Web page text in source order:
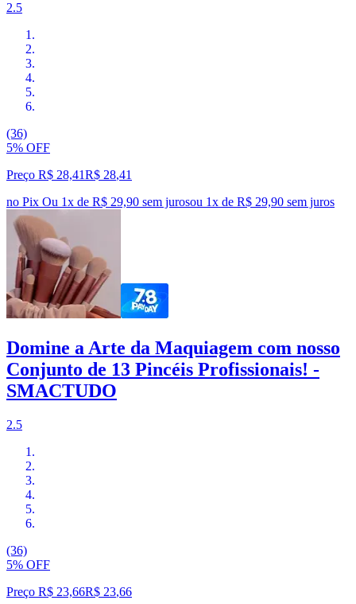
2.5
(36)
5% OFF
Preço R$ 28,41R$ 28,41
no Pix Ou 1x de R$ 29,90 sem jurosou 1x de R$ 29,90 sem juros
Domine a Arte da Maquiagem com nosso
Conjunto de 13 Pincéis Profissionais! -
SMACTUDO
2.5
(36)
5% OFF
Preço R$ 23,66R$ 23,66